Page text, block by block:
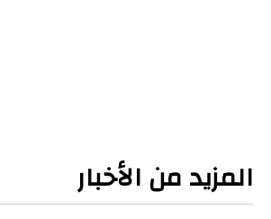
المزيد من الأخبار